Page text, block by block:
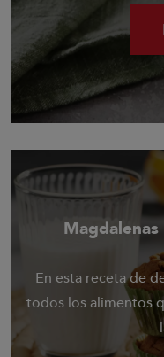
En esta receta de
todos los alimentos